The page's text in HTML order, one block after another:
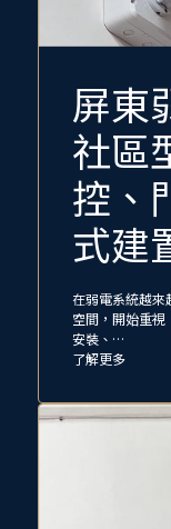
屏東
社區
控、
式建
在弱電系統越來
空間，開始重
安裝、…
了解更多